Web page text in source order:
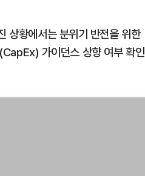
상황에서는 분위기 반전을 위한
가이던스 상향 여부 확인